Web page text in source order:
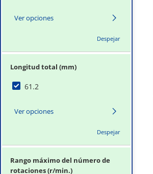
Ver opciones
Despejar
Longitud total (mm)
61.2
Ver opciones
Despejar
Rango máximo del número de
rotaciones (r/min.)